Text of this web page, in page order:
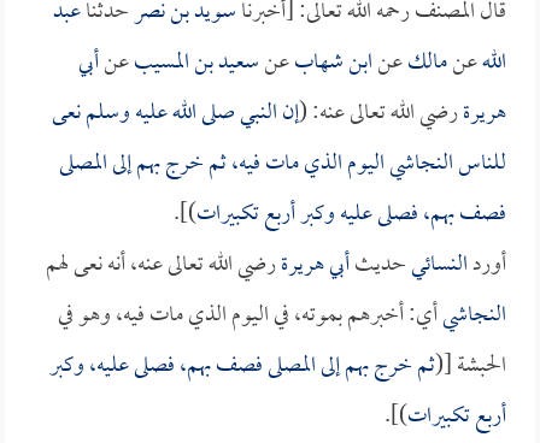
قال المصنف رحمه الله تعالى: [أخبرناسويد بن نصرحدثناعبد
اللهعنمالكعنابن شهابعنسعيد بن المسيبعنأبي
هريرةرضي الله تعالى عنه: (إن النبي صلى الله عليه وسلم نعى
للناسالنجاشياليوم الذي مات فيه، ثم خرج بهم إلى المصلى
فصف بهم، فصلى عليه وكبر أربع تكبيرات)].
أوردالنسائيحديثأبي هريرةرضي الله تعالى عنه، أنه نعى لهم
النجاشيأي: أخبرهم بموته، في اليوم الذي مات فيه، وهو في
الحبشة [(ثم خرج بهم إلى المصلى فصف بهم، فصلى عليه، وكبر
أربع تكبيرات)].